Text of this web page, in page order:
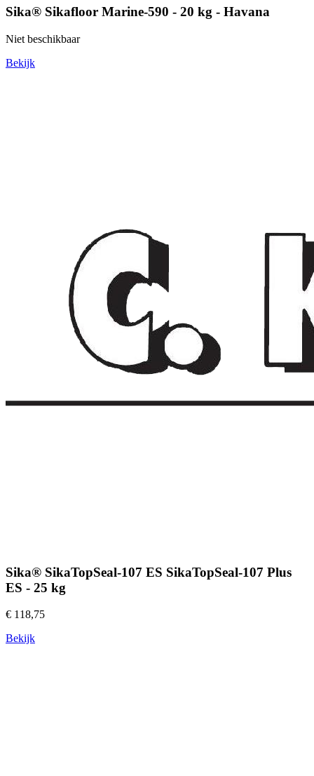
Sika® Sikafloor Marine-590 - 20 kg - Havana
Niet beschikbaar
Bekijk
Sika® SikaTopSeal-107 ES SikaTopSeal-107 Plus
ES - 25 kg
€ 118,75
Bekijk